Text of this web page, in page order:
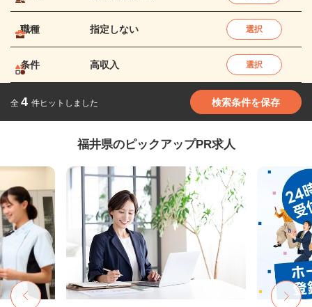
職種 指定しない 選択
条件 高収入 選択
全 4 件ヒットしました 検索条件を保存
福井県のピックアップPR求人